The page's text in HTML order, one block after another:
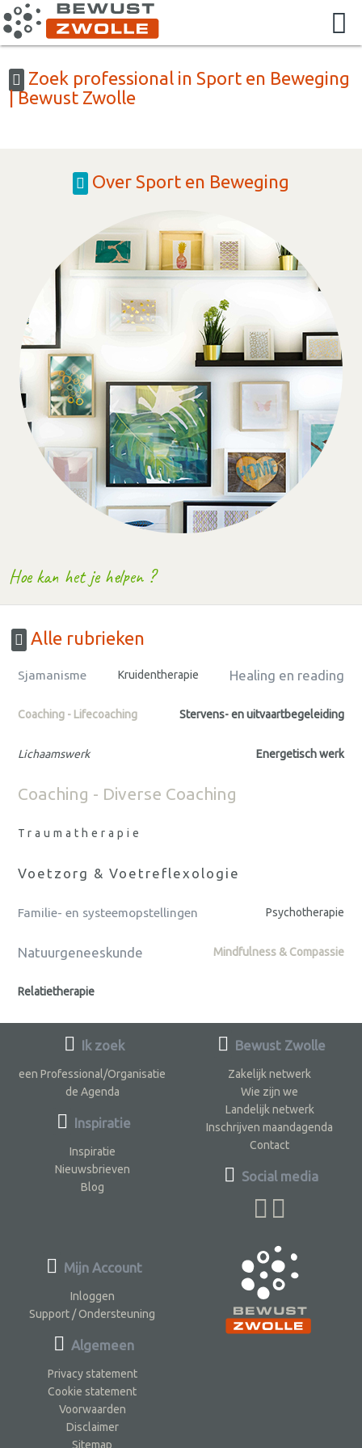
Zoek professional in Sport en Beweging
| Bewust Zwolle
Over Sport en Beweging
Hoe kan het je helpen ?
Alle rubrieken
Sjamanisme Kruidentherapie Healing en reading
Coaching - Lifecoaching Stervens- en uitvaartbegeleiding
Lichaamswerk Energetisch werk
Coaching - Diverse Coaching
Traumatherapie
Voetzorg & Voetreflexologie
Familie- en systeemopstellingen Psychotherapie
Natuurgeneeskunde Mindfulness & Compassie
Relatietherapie
Ik zoek
een Professional/Organisatie
de Agenda
Inspiratie
Inspiratie
Nieuwsbrieven
Blog
Bewust Zwolle
Zakelijk netwerk
Wie zijn we
Landelijk netwerk
Inschrijven maandagenda
Contact
Social media
Mijn Account
Inloggen
Support / Ondersteuning
Algemeen
Privacy statement
Cookie statement
Voorwaarden
Disclaimer
Sitemap